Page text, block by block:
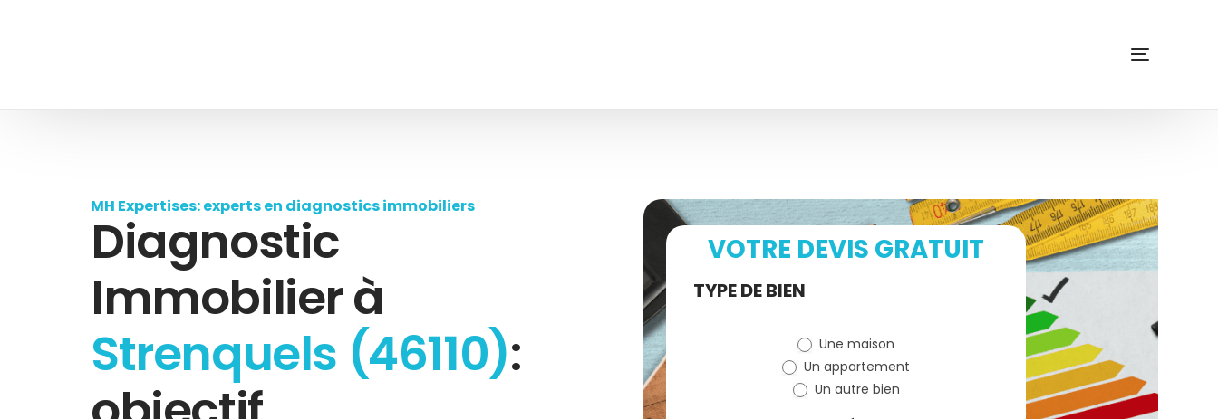
MH Expertises: experts en diagnostics immobiliers
Diagnostic
Immobilier à
Strenquels (46110):
VOTRE DEVIS GRATUIT
Demande
TYPE DE BIEN
Une maison
Un appartement
Un autre bien